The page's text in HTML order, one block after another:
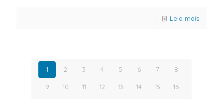
Leia mais
1 2 3 4 5 6 7 8
9 10 11 12 13 14 15 16